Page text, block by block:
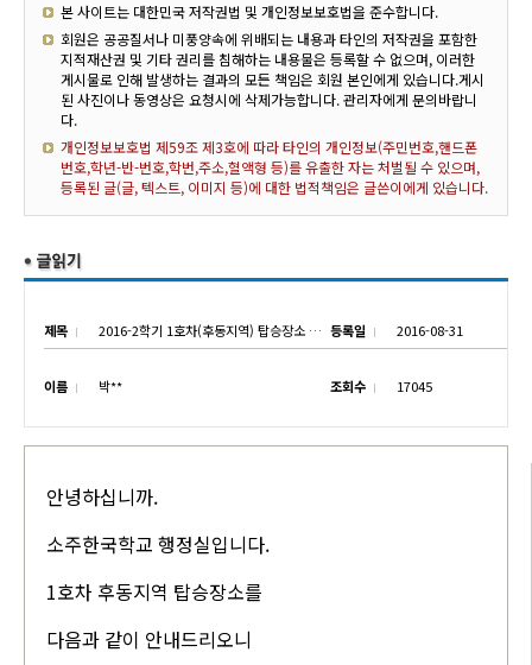
본 사이트는 대한민국 저작권법 및 개인정보보호법을 준수합니다.
회원은 공공질서나 미풍양속에 위배되는 내용과 타인의 저작권을 포함한
지적재산권 및 기타 권리를 침해하는 내용물은 등록할 수 없으며, 이러한
게시물로 인해 발생하는 결과의 모든 책임은 회원 본인에게 있습니다.게시
된 사진이나 동영상은 요청시에 삭제가능합니다. 관리자에게 문의바랍니
다.
개인정보보호법 제59조 제3호에 따라 타인의 개인정보(주민번호,핸드폰
번호,학년-반-번호,학번,주소,혈액형 등)를 유출한 자는 처벌될 수 있으며,
등록된 글(글, 텍스트, 이미지 등)에 대한 법적책임은 글쓴이에게 있습니다.
제목 2016-2학기 1호차(후동지역) 탑승장소 안내-4 등록일 2016-08-31
이름 박** 조회수 17045
안녕하십니까.
소주한국학교 행정실입니다.
1호차 후동지역 탑승장소를
다음과 같이 안내드리오니